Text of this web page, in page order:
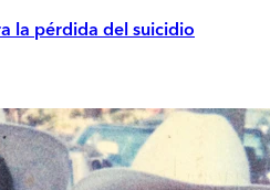
la pérdida del suicidio